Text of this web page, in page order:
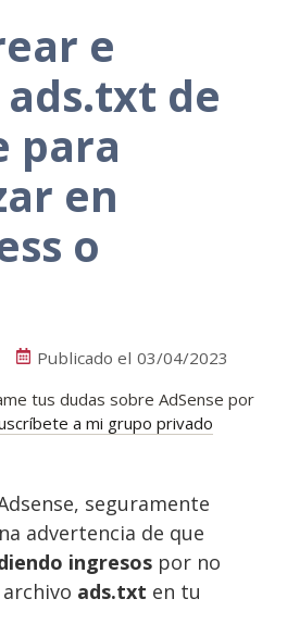
e
de
para
en
o
Publicado el 03/04/2023
tus dudas sobre AdSense por
a mi grupo privado
seguramente
advertencia de que
ingresos por no
ads.txt en tu